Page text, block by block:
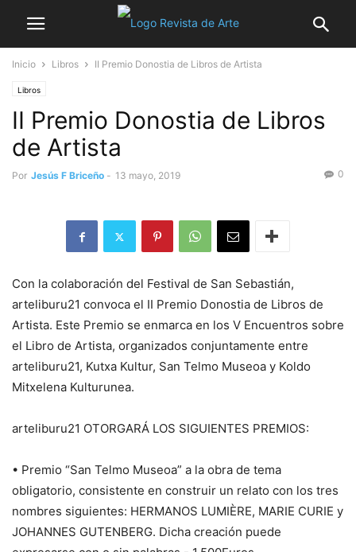
Inicio Libros II Premio Donostia de Libros de Artista
Libros
II Premio Donostia de Libros
de Artista
Por Jesús F Briceño - 13 mayo, 2019 0
Con la colaboración del Festival de San Sebastián,
arteliburu21 convoca el II Premio Donostia de Libros de
Artista. Este Premio se enmarca en los V Encuentros sobre
el Libro de Artista, organizados conjuntamente entre
arteliburu21, Kutxa Kultur, San Telmo Museoa y Koldo
Mitxelena Kulturunea.
arteliburu21 OTORGARÁ LOS SIGUIENTES PREMIOS:
• Premio “San Telmo Museoa” a la obra de tema
obligatorio, consistente en construir un relato con los tres
nombres siguientes: HERMANOS LUMIÈRE, MARIE CURIE y
JOHANNES GUTENBERG. Dicha creación puede